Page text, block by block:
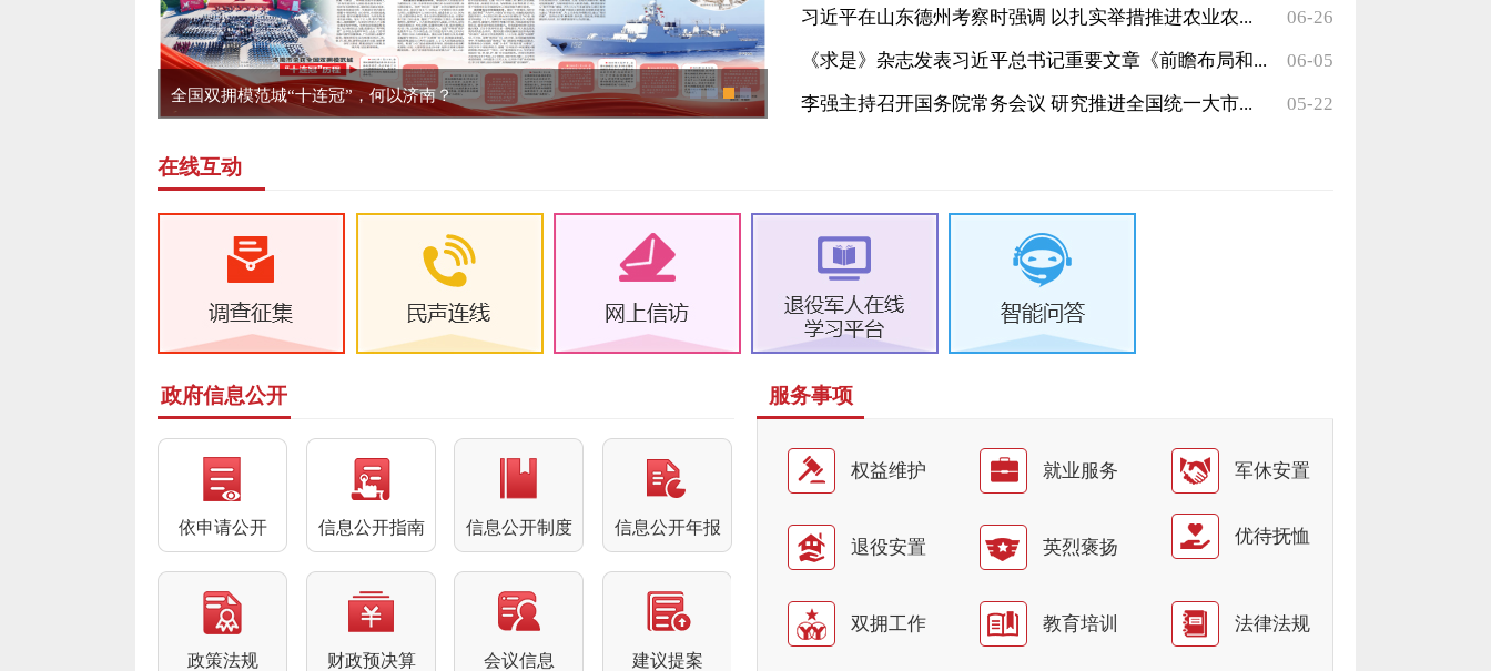
全国双拥模范城“十连冠”，何以济南？ 市退役军人事务局召开2025年全面从...
习近平在山东德州考察时强调 以扎实举措推进农业农... 06-26
《求是》杂志发表习近平总书记重要文章《前瞻布局和... 06-05
李强主持召开国务院常务会议 研究推进全国统一大市... 05-22
在线互动
政府信息公开
依申请公开 信息公开指南 信息公开制度 信息公开年报
政策法规 财政预决算 会议信息 建议提案
服务事项
权益维护 就业服务 军休安置
退役安置 英烈褒扬
优待抚恤
双拥工作 教育培训 法律法规